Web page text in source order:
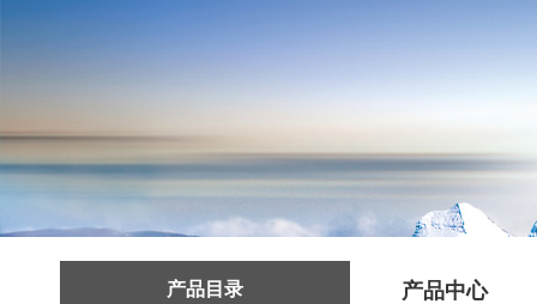
产品目录 产品中心